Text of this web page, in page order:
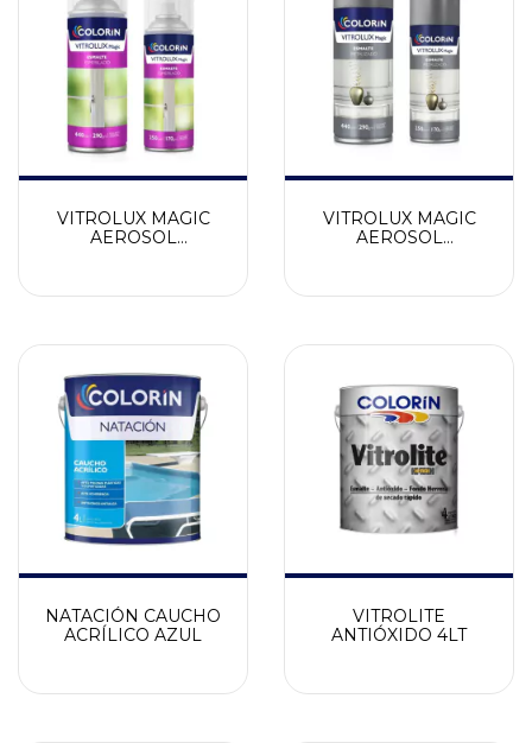
VITROLUX MAGIC
AEROSOL
VITROLUX MAGIC
AEROSOL
NATACIÓN CAUCHO
ACRÍLICO AZUL
VITROLITE
ANTIÓXIDO 4LT